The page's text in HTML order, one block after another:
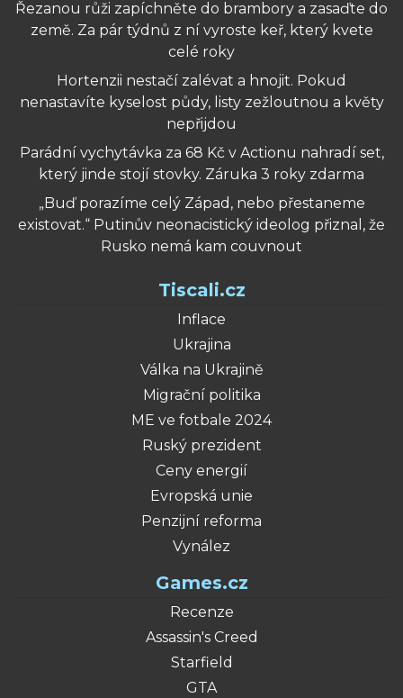
Řezanou růži zapíchněte do brambory a zasaďte do
země. Za pár týdnů z ní vyroste keř, který kvete
celé roky
Hortenzii nestačí zalévat a hnojit. Pokud
nenastavíte kyselost půdy, listy zežloutnou a květy
nepřijdou
Parádní vychytávka za 68 Kč v Actionu nahradí set,
který jinde stojí stovky. Záruka 3 roky zdarma
„Buď porazíme celý Západ, nebo přestaneme
existovat.“ Putinův neonacistický ideolog přiznal, že
Rusko nemá kam couvnout
Tiscali.cz
Inflace
Ukrajina
Válka na Ukrajině
Migrační politika
ME ve fotbale 2024
Ruský prezident
Ceny energií
Evropská unie
Penzijní reforma
Vynález
Games.cz
Recenze
Assassin's Creed
Starfield
GTA